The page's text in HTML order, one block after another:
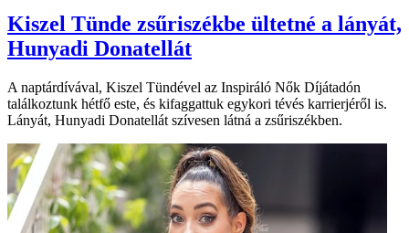
Kiszel Tünde zsűriszékbe ültetné a lányát,
Hunyadi Donatellát
A naptárdívával, Kiszel Tündével az Inspiráló Nők Díjátadón
találkoztunk hétfő este, és kifaggattuk egykori tévés karrierjéről is.
Lányát, Hunyadi Donatellát szívesen látná a zsűriszékben.